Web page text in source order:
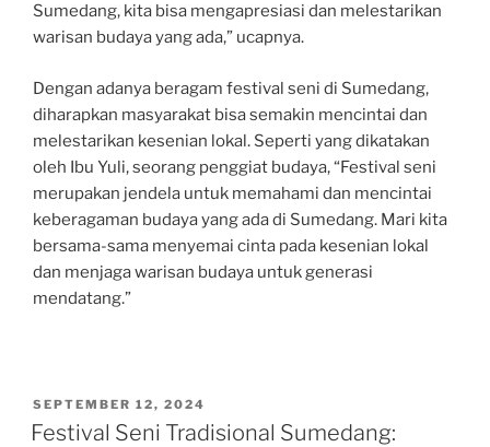
Sumedang, kita bisa mengapresiasi dan melestarikan
warisan budaya yang ada,” ucapnya.
Dengan adanya beragam festival seni di Sumedang,
diharapkan masyarakat bisa semakin mencintai dan
melestarikan kesenian lokal. Seperti yang dikatakan
oleh Ibu Yuli, seorang penggiat budaya, “Festival seni
merupakan jendela untuk memahami dan mencintai
keberagaman budaya yang ada di Sumedang. Mari kita
bersama-sama menyemai cinta pada kesenian lokal
dan menjaga warisan budaya untuk generasi
mendatang.”
POSTED
ON
SEPTEMBER 12, 2024
Festival Seni Tradisional Sumedang: